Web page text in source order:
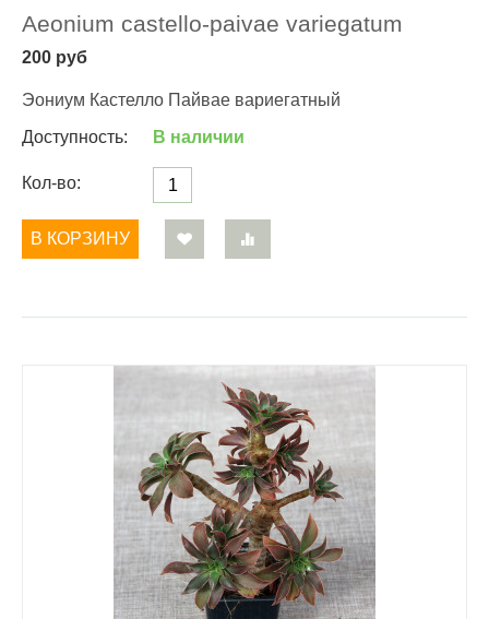
Aeonium castello-paivae variegatum
200 руб
Эониум Кастелло Пайвае вариегатный
Доступность:
В наличии
Кол-во:
В КОРЗИНУ